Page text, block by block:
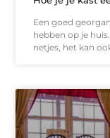
Een goed
hebben op je
netjes, het kan